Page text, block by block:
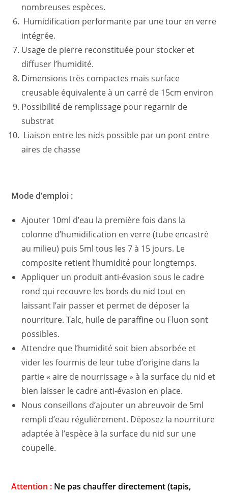
nombreuses espèces.
Humidification performante par une tour en verre
intégrée.
Usage de pierre reconstituée pour stocker et
diffuser l’humidité.
Dimensions très compactes mais surface
creusable équivalente à un carré de 15cm environ
Possibilité de remplissage pour regarnir de
substrat
Liaison entre les nids possible par un pont entre
aires de chasse
Mode d’emploi :
Ajouter 10ml d’eau la première fois dans la
colonne d’humidification en verre (tube encastré
au milieu) puis 5ml tous les 7 à 15 jours. Le
composite retient l’humidité pour longtemps.
Appliquer un produit anti-évasion sous le cadre
rond qui recouvre les bords du nid tout en
laissant l’air passer et permet de déposer la
nourriture. Talc, huile de paraffine ou Fluon sont
possibles.
Attendre que l’humidité soit bien absorbée et
vider les fourmis de leur tube d’origine dans la
partie « aire de nourrissage » à la surface du nid et
bien laisser le cadre anti-évasion en place.
Nous conseillons d’ajouter un abreuvoir de 5ml
rempli d’eau régulièrement. Déposez la nourriture
adaptée à l’espèce à la surface du nid sur une
coupelle.
Attention : Ne pas chauffer directement (tapis,